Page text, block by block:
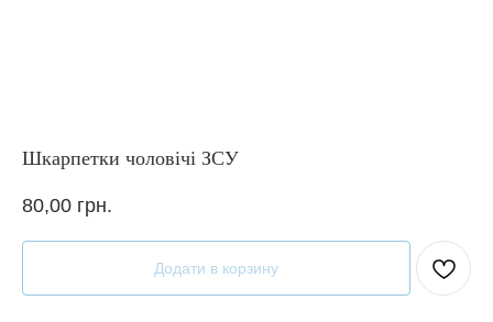
Шкарпетки чоловічі ЗСУ
80,00 грн.
Додати в корзину